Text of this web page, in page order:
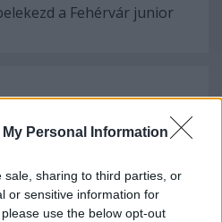
Personal Information
sale, sharing to third parties, or
or sensitive information for
use the below opt-out
a Fehérvár junior
a junior-világkupán